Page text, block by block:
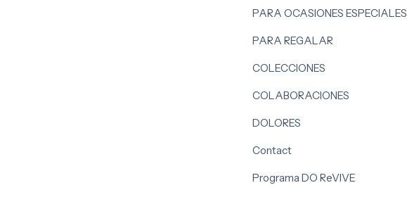
PARA OCASIONES ESPECIALES
PARA REGALAR
COLECCIONES
COLABORACIONES
DOLORES
Contact
Programa DO ReVIVE